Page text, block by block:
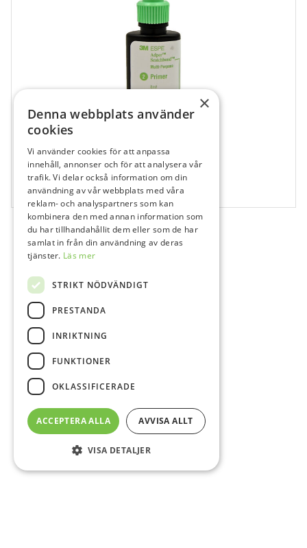
687542
Adper Scotchbond Multi-Purpose Primer
1x8 ml
×
Denna webbplats använder
cookies
Vi använder cookies för att anpassa
innehåll, annonser och för att analysera vår
trafik. Vi delar också information om din
användning av vår webbplats med våra
reklam- och analyspartners som kan
kombinera den med annan information som
du har tillhandahållit dem eller som de har
samlat in från din användning av deras
tjänster. Läs mer
STRIKT NÖDVÄNDIGT
PRESTANDA
INRIKTNING
FUNKTIONER
OKLASSIFICERADE
ACCEPTERA ALLA AVVISA ALLT
VISA DETALJER